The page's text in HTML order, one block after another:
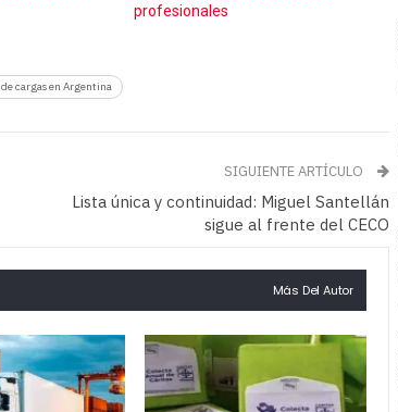
profesionales
cargas en Argentina
SIGUIENTE ARTÍCULO
Lista única y continuidad: Miguel Santellán
sigue al frente del CECO
Más Del Autor